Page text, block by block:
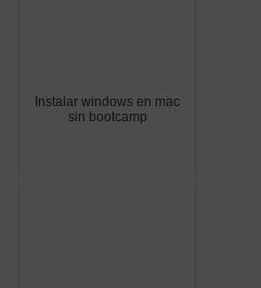
Instalar windows en mac
sin bootcamp